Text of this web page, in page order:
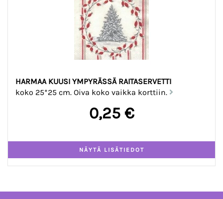
HARMAA KUUSI YMPYRÄSSÄ RAITASERVETTI
koko 25*25 cm. Oiva koko vaikka korttiin.
0,25 €